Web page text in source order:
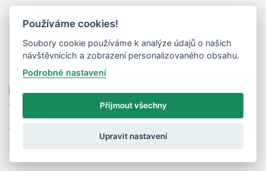
© ZWROT
Používáme cookies!
Soubory cookie používáme k analýze údajů o našich
návštěvnících a zobrazení personalizovaného obsahu.
Podrobné nastavení
Příjmout všechny
Upravit nastavení